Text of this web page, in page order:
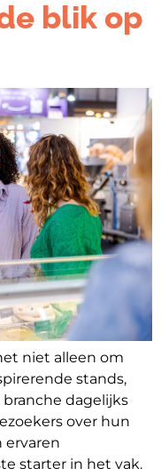
blik op
niet alleen om
stands,
dagelijks
over hun
ervaren
starter in het vak.